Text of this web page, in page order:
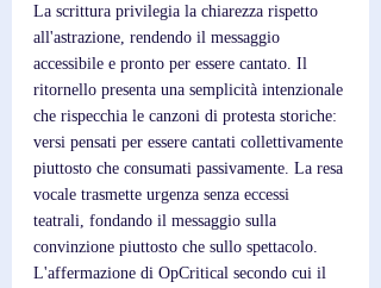
La scrittura privilegia la chiarezza rispetto
all'astrazione, rendendo il messaggio
accessibile e pronto per essere cantato. Il
ritornello presenta una semplicità intenzionale
che rispecchia le canzoni di protesta storiche:
versi pensati per essere cantati collettivamente
piuttosto che consumati passivamente. La resa
vocale trasmette urgenza senza eccessi
teatrali, fondando il messaggio sulla
convinzione piuttosto che sullo spettacolo.
L'affermazione di OpCritical secondo cui il